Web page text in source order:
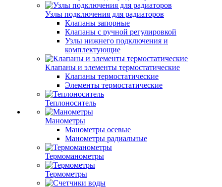
Узлы подключения для радиаторов
Клапаны запорные
Клапаны с ручной регулировкой
Узлы нижнего подключения и
комплектующие
Клапаны и элементы термостатические
Клапаны термостатические
Элементы термостатические
Теплоноситель
Манометры
Манометры осевые
Манометры радиальные
Термоманометры
Термометры